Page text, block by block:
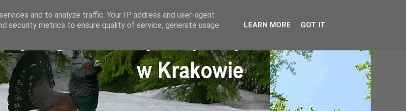
and to analyze traffic. Your IP address and user-agent
security metrics to ensure quality of service, generate usage
LEARN MORE GOT IT